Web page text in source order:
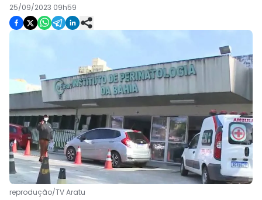
25/09/2023 09h59
reprodução/TV Aratu